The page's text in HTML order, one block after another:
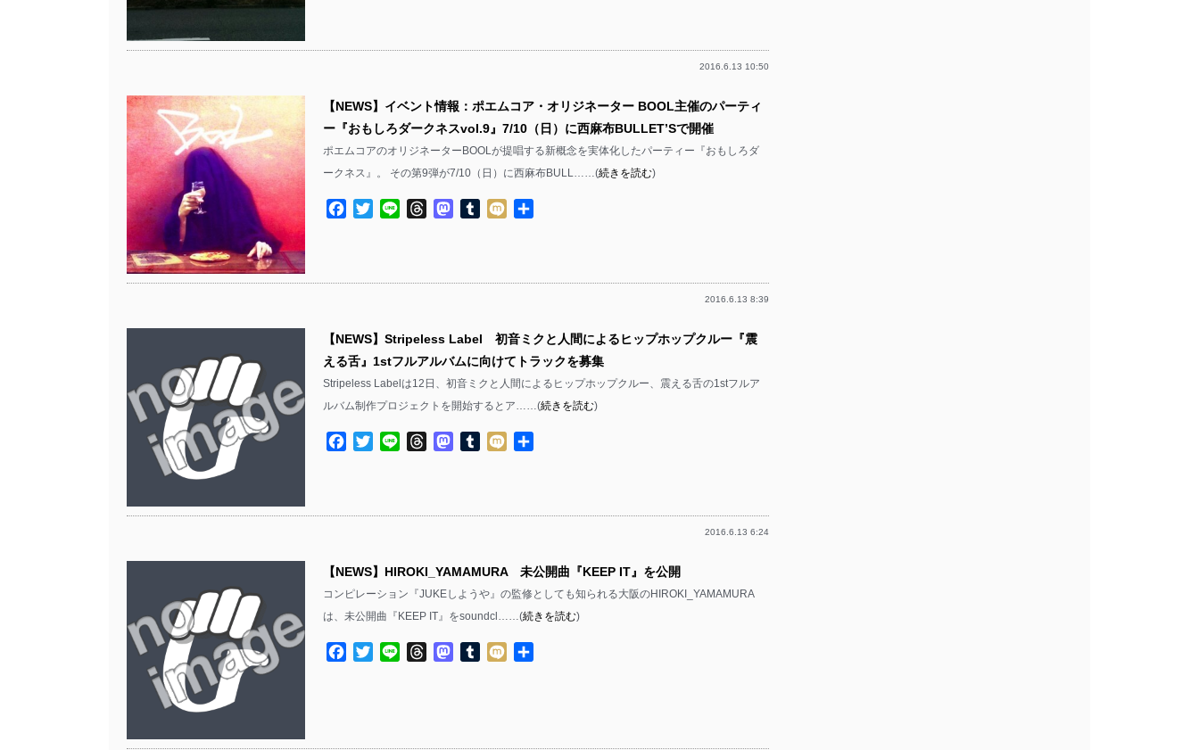
2016.6.13 10:50
【NEWS】イベント情報：ポエムコア・オリジネーター BOOL主催のパーティ
ー『おもしろダークネスvol.9』7/10（日）に西麻布BULLET’Sで開催
ポエムコアのオリジネーターBOOLが提唱する新概念を実体化したパーティー『おもしろダ
ークネス』。 その第9弾が7/10（日）に西麻布BULL……(続きを読む)
Facebook
TwitterLine ThreadsMastodon
TumblrMixi
2016.6.13 8:39
【NEWS】Stripeless Label 初音ミクと人間によるヒップホップクルー『震
える舌』1stフルアルバムに向けてトラックを募集
Stripeless Labelは12日、初音ミクと人間によるヒップホップクルー、震える舌の1stフルア
ルバム制作プロジェクトを開始するとア……(続きを読む)
Facebook
TwitterLine ThreadsMastodon
TumblrMixi
2016.6.13 6:24
【NEWS】HIROKI_YAMAMURA 未公開曲『KEEP IT』を公開
コンピレーション『JUKEしようや』の監修としても知られる大阪のHIROKI_YAMAMURA
は、未公開曲『KEEP IT』をsoundcl……(続きを読む)
Facebook
TwitterLine ThreadsMastodon
TumblrMixi